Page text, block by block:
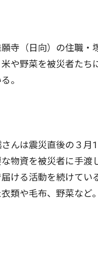
寺（日向）の住職・
や野菜を被災者たち
。
んは震災直後の３月
物資を被災者に手渡
ける活動を続けてい
衣類や毛布、野菜など